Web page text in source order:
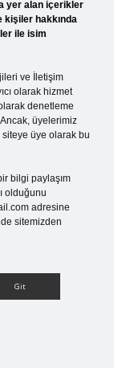
yer alan içerikler
kişiler hakkında
ile isim
ve İletişim
olarak hizmet
denetleme
üyelerimiz
siteye üye olarak bu
bilgi paylaşım
olduğunu
adresine
sitemizden